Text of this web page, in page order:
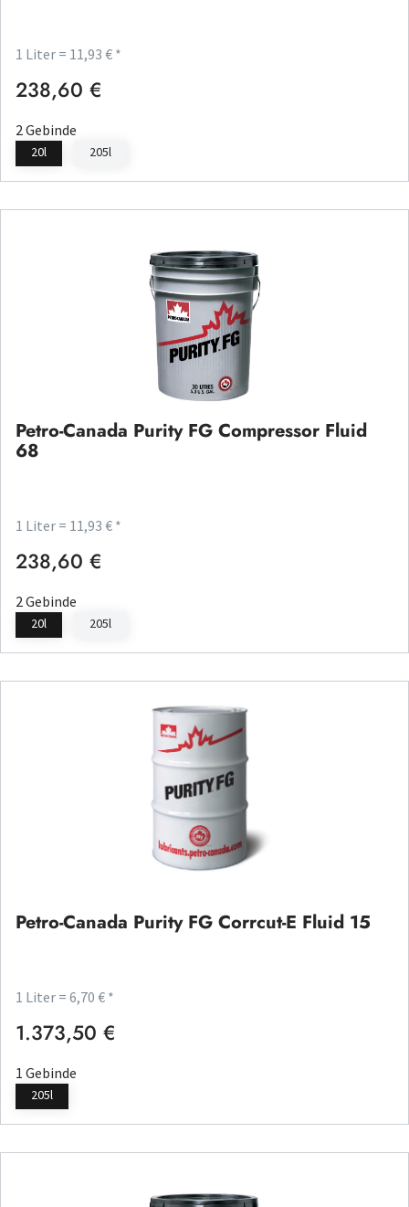
1 Liter = 11,93 € *
Regulärer Preis:
238,60 €
2 Gebinde
20l 205l
Petro-Canada Purity FG Compressor Fluid
68
1 Liter = 11,93 € *
Regulärer Preis:
238,60 €
2 Gebinde
20l 205l
Petro-Canada Purity FG Corrcut-E Fluid 15
1 Liter = 6,70 € *
Regulärer Preis:
1.373,50 €
1 Gebinde
205l